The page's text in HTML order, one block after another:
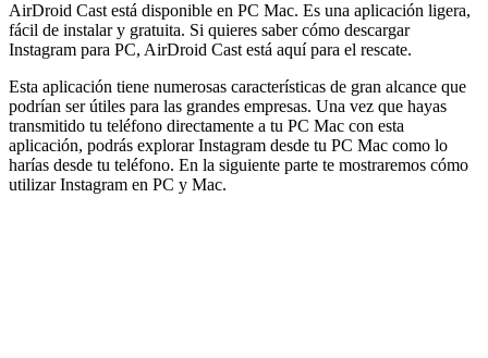
AirDroid Cast está disponible en PC Mac. Es una aplicación ligera,
fácil de instalar y gratuita. Si quieres saber cómo descargar
Instagram para PC, AirDroid Cast está aquí para el rescate.
Esta aplicación tiene numerosas características de gran alcance que
podrían ser útiles para las grandes empresas. Una vez que hayas
transmitido tu teléfono directamente a tu PC Mac con esta
aplicación, podrás explorar Instagram desde tu PC Mac como lo
harías desde tu teléfono. En la siguiente parte te mostraremos cómo
utilizar Instagram en PC y Mac.